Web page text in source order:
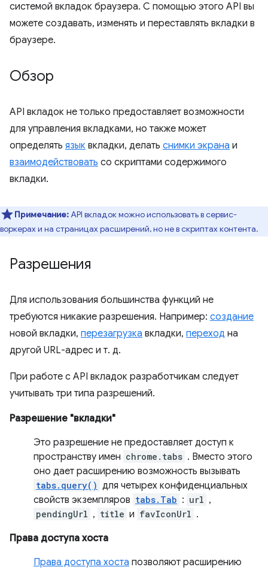
системой вкладок браузера. С помощью этого API вы
можете создавать, изменять и переставлять вкладки в
браузере.
Обзор
API вкладок не только предоставляет возможности
для управления вкладками, но также может
определять язык вкладки, делать снимки экрана и
взаимодействовать со скриптами содержимого
вкладки.
Примечание:API вкладок можно использовать в сервис-
воркерах и на страницах расширений, но не в скриптах контента.
Разрешения
Для использования большинства функций не
требуются никакие разрешения. Например: создание
новой вкладки, перезагрузка вкладки, переход на
другой URL-адрес и т. д.
При работе с API вкладок разработчикам следует
учитывать три типа разрешений.
Разрешение "вкладки"
Это разрешение не предоставляет доступ к
пространству имен chrome.tabs . Вместо этого
оно дает расширению возможность вызывать
tabs.query() для четырех конфиденциальных
свойств экземпляров tabs.Tab : url ,
pendingUrl , title и favIconUrl .
Права доступа хоста
Права доступа хоста позволяют расширению